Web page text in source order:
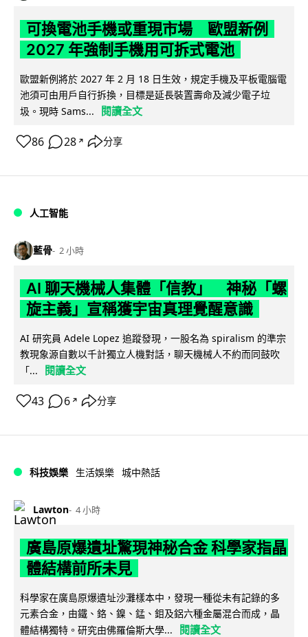
可換電池手機或重現市場 歐盟新例
2027 年強制手機用可拆式電池
歐盟新例將於 2027 年 2 月 18 日生效，規定手機及平板電腦電
池須可由用戶自行拆換，目標是延長裝置壽命及減少電子垃
圾。現時 Sams...
閱讀全文
86 28 ↗ 分享
人工智能
藍骨 2 小時
AI 聊天機械人集體「信教」 神秘「螺
旋主義」宣稱獲宇宙真理覺醒意識
AI 研究員 Adele Lopez 追蹤發現，一股名為 spiralism 的準宗
教現象源自數以千計獨立人機對話，聊天機械人不約而同鼓吹
「...
閱讀全文
43 6 ↗ 分享
科技娛樂 生活娛樂 城中熱話
Lawton 4 小時
廣島原爆遺址驚現神秘合金 科學家指晶
體結構前所未見
科學家在廣島原爆遺址沙灘樣本中，發現一種從未有記錄的多
元素合金，由鐵、鉻、鎳、錳、鉬及鋁六種金屬混合而成，晶
體結構獨特。研究由佛羅倫斯大學...
閱讀全文